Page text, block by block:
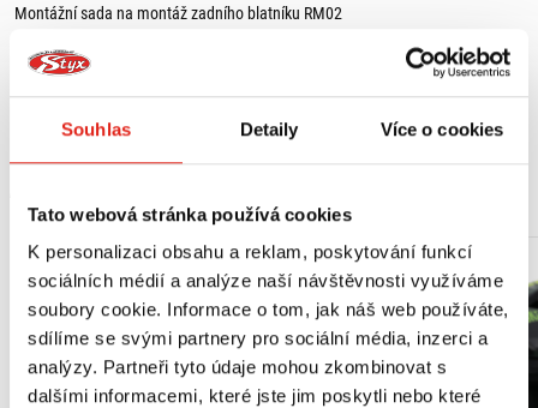
Souhlas Detaily Více o cookies
Tato webová stránka používá cookies
K personalizaci obsahu a reklam, poskytování funkcí
sociálních médií a analýze naší návštěvnosti využíváme
soubory cookie. Informace o tom, jak náš web používáte,
sdílíme se svými partnery pro sociální média, inzerci a
analýzy. Partneři tyto údaje mohou zkombinovat s
dalšími informacemi, které jste jim poskytli nebo které
Montážní sada na montáž zadního blatníku RM02
Vhodné pro:
Yamaha Tracer 9 (21-22)